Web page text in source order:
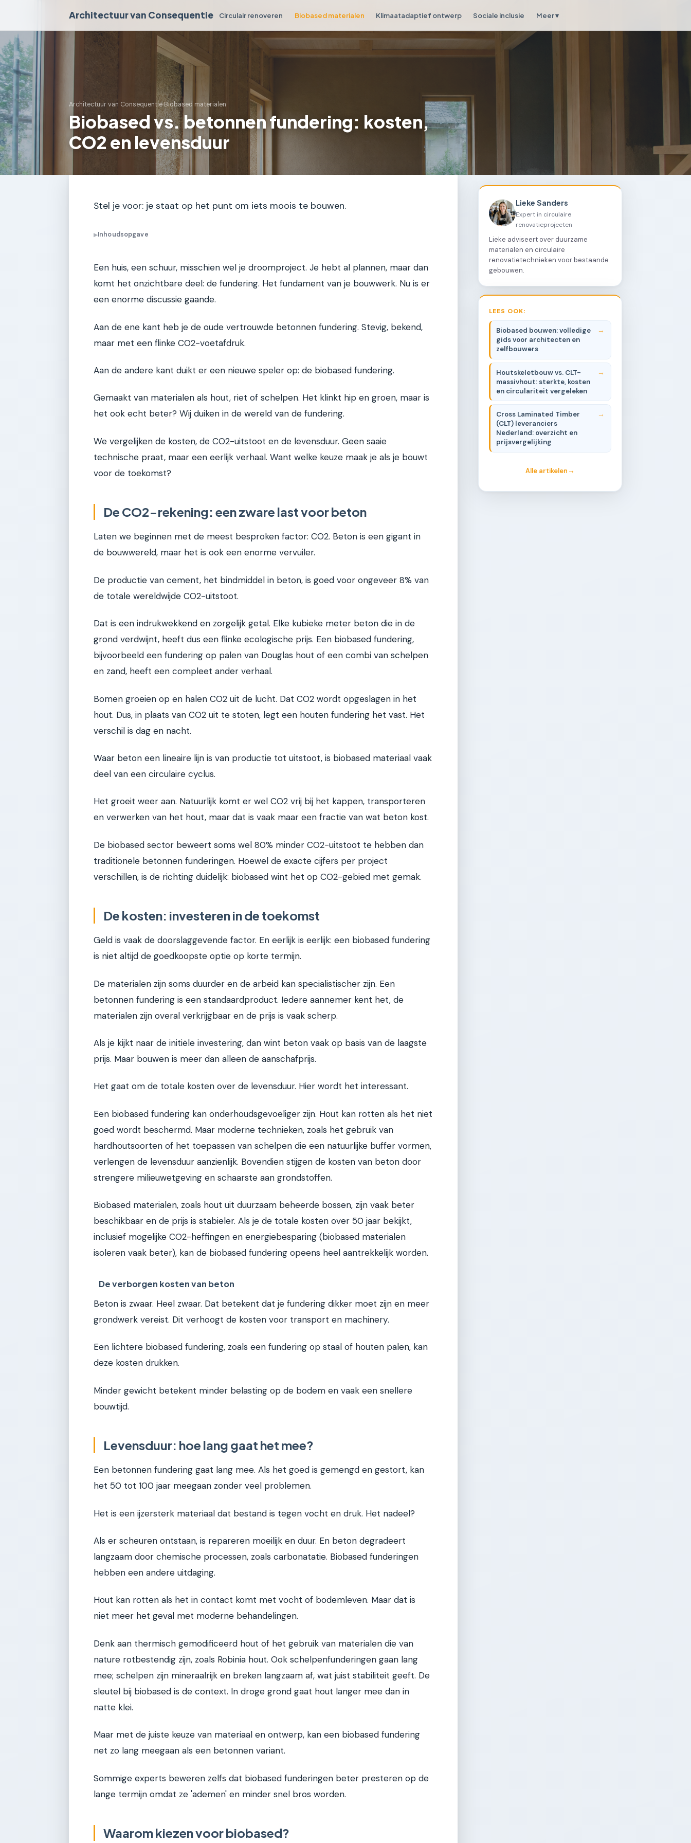
Architectuur van Consequentie Circulair renoveren Biobased materialen Klimaatadaptief ontwerp Sociale inclusie Meer ▾
Architectuur van Consequentie›Biobased materialen
Biobased vs. betonnen fundering: kosten,
CO2 en levensduur
Stel je voor: je staat op het punt om iets moois te bouwen.
▶Inhoudsopgave
Een huis, een schuur, misschien wel je droomproject. Je hebt al plannen, maar dan
komt het onzichtbare deel: de fundering. Het fundament van je bouwwerk. Nu is er
een enorme discussie gaande.
Aan de ene kant heb je de oude vertrouwde betonnen fundering. Stevig, bekend,
maar met een flinke CO2-voetafdruk.
Aan de andere kant duikt er een nieuwe speler op: de biobased fundering.
Gemaakt van materialen als hout, riet of schelpen. Het klinkt hip en groen, maar is
het ook echt beter? Wij duiken in de wereld van de fundering.
We vergelijken de kosten, de CO2-uitstoot en de levensduur. Geen saaie
technische praat, maar een eerlijk verhaal. Want welke keuze maak je als je bouwt
voor de toekomst?
De CO2-rekening: een zware last voor beton
Laten we beginnen met de meest besproken factor: CO2. Beton is een gigant in
de bouwwereld, maar het is ook een enorme vervuiler.
De productie van cement, het bindmiddel in beton, is goed voor ongeveer 8% van
de totale wereldwijde CO2-uitstoot.
Dat is een indrukwekkend en zorgelijk getal. Elke kubieke meter beton die in de
grond verdwijnt, heeft dus een flinke ecologische prijs. Een biobased fundering,
bijvoorbeeld een fundering op palen van Douglas hout of een combi van schelpen
en zand, heeft een compleet ander verhaal.
Bomen groeien op en halen CO2 uit de lucht. Dat CO2 wordt opgeslagen in het
hout. Dus, in plaats van CO2 uit te stoten, legt een houten fundering het vast. Het
verschil is dag en nacht.
Waar beton een lineaire lijn is van productie tot uitstoot, is biobased materiaal vaak
deel van een circulaire cyclus.
Het groeit weer aan. Natuurlijk komt er wel CO2 vrij bij het kappen, transporteren
en verwerken van het hout, maar dat is vaak maar een fractie van wat beton kost.
De biobased sector beweert soms wel 80% minder CO2-uitstoot te hebben dan
traditionele betonnen funderingen. Hoewel de exacte cijfers per project
verschillen, is de richting duidelijk: biobased wint het op CO2-gebied met gemak.
De kosten: investeren in de toekomst
Geld is vaak de doorslaggevende factor. En eerlijk is eerlijk: een biobased fundering
is niet altijd de goedkoopste optie op korte termijn.
De materialen zijn soms duurder en de arbeid kan specialistischer zijn. Een
betonnen fundering is een standaardproduct. Iedere aannemer kent het, de
materialen zijn overal verkrijgbaar en de prijs is vaak scherp.
Als je kijkt naar de initiële investering, dan wint beton vaak op basis van de laagste
prijs. Maar bouwen is meer dan alleen de aanschafprijs.
Het gaat om de totale kosten over de levensduur. Hier wordt het interessant.
Een biobased fundering kan onderhoudsgevoeliger zijn. Hout kan rotten als het niet
goed wordt beschermd. Maar moderne technieken, zoals het gebruik van
hardhoutsoorten of het toepassen van schelpen die een natuurlijke buffer vormen,
verlengen de levensduur aanzienlijk. Bovendien stijgen de kosten van beton door
strengere milieuwetgeving en schaarste aan grondstoffen.
Biobased materialen, zoals hout uit duurzaam beheerde bossen, zijn vaak beter
beschikbaar en de prijs is stabieler. Als je de totale kosten over 50 jaar bekijkt,
inclusief mogelijke CO2-heffingen en energiebesparing (biobased materialen
isoleren vaak beter), kan de biobased fundering opeens heel aantrekkelijk worden.
De verborgen kosten van beton
Beton is zwaar. Heel zwaar. Dat betekent dat je fundering dikker moet zijn en meer
grondwerk vereist. Dit verhoogt de kosten voor transport en machinery.
Een lichtere biobased fundering, zoals een fundering op staal of houten palen, kan
deze kosten drukken.
Minder gewicht betekent minder belasting op de bodem en vaak een snellere
bouwtijd.
Levensduur: hoe lang gaat het mee?
Een betonnen fundering gaat lang mee. Als het goed is gemengd en gestort, kan
het 50 tot 100 jaar meegaan zonder veel problemen.
Het is een ijzersterk materiaal dat bestand is tegen vocht en druk. Het nadeel?
Als er scheuren ontstaan, is repareren moeilijk en duur. En beton degradeert
langzaam door chemische processen, zoals carbonatatie. Biobased funderingen
hebben een andere uitdaging.
Hout kan rotten als het in contact komt met vocht of bodemleven. Maar dat is
niet meer het geval met moderne behandelingen.
Denk aan thermisch gemodificeerd hout of het gebruik van materialen die van
nature rotbestendig zijn, zoals Robinia hout. Ook schelpenfunderingen gaan lang
mee; schelpen zijn mineraalrijk en breken langzaam af, wat juist stabiliteit geeft. De
sleutel bij biobased is de context. In droge grond gaat hout langer mee dan in
natte klei.
Maar met de juiste keuze van materiaal en ontwerp, kan een biobased fundering
net zo lang meegaan als een betonnen variant.
Sommige experts beweren zelfs dat biobased funderingen beter presteren op de
lange termijn omdat ze 'ademen' en minder snel bros worden.
Waarom kiezen voor biobased?
Lieke Sanders
Expert in circulaire
renovatieprojecten
Lieke adviseert over duurzame
materialen en circulaire
renovatietechnieken voor bestaande
gebouwen.
LEES OOK:
Biobased bouwen: volledige
gids voor architecten en
zelfbouwers
Houtskeletbouw vs. CLT-
massivhout: sterkte, kosten
en circulariteit vergeleken
Cross Laminated Timber
(CLT) leveranciers
Nederland: overzicht en
prijsvergelijking
Alle artikelen